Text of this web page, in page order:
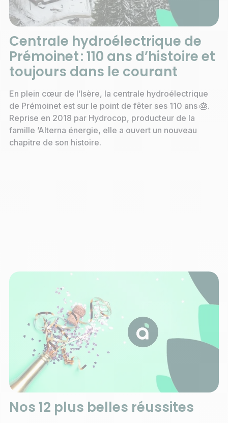
Centrale hydroélectrique de
Prémoinet : 110 ans d’histoire et
toujours dans le courant
En plein cœur de l’Isère, la centrale hydroélectrique
de Prémoinet est sur le point de fêter ses 110 ans 🎂.
Reprise en 2018 par Hydrocop, producteur de la
famille ’Alterna énergie, elle a ouvert un nouveau
chapitre de son histoire.
Nos 12 plus belles réussites